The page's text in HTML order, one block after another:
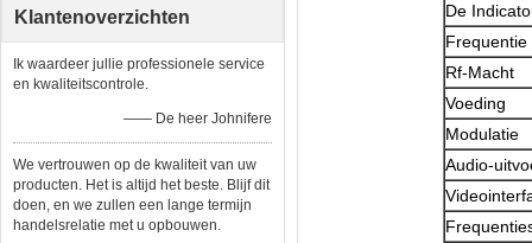
Klantenoverzichten
Ik waardeer jullie professionele service
en kwaliteitscontrole.
—— De heer Johnifere
We vertrouwen op de kwaliteit van uw
producten. Het is altijd het beste. Blijf dit
doen, en we zullen een lange termijn
handelsrelatie met u opbouwen.
De
Frequentie
Rf-Macht
Voeding
Modulatie
Audio-